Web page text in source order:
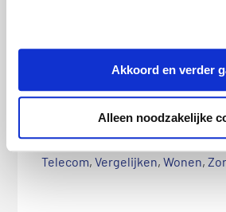
Akkoord en verder
Alleen noodzakelijke
Nieuwsjager.
journalisten.
Categorie:Auto,Energie,
Telecom,Vergelijken,Wonen,